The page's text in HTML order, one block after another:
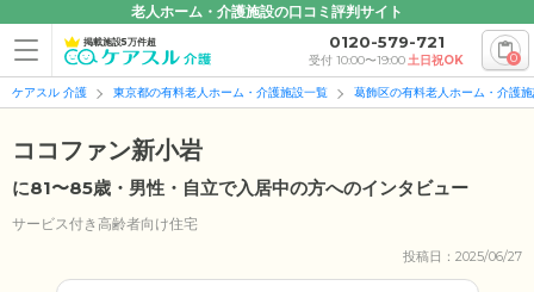
老人ホーム・介護施設の口コミ評判サイト
掲載施設5万件超 0120-579-721
受付 10:00〜19:00土日祝OK 0
ケアスル 介護 東京都の有料老人ホーム・介護施設一覧 葛飾区の有料老人ホーム・介護
ココファン新小岩
に81〜85歳・男性・自立で入居中の方へのインタビュー
サービス付き高齢者向け住宅
投稿日：2025/06/27